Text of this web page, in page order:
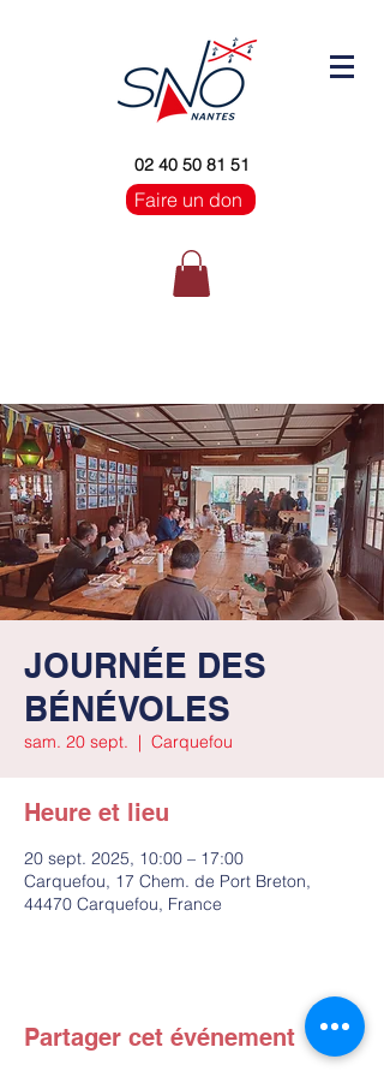
02 40 50 81 51
Faire un don
JOURNÉE DES
BÉNÉVOLES
sam. 20 sept.
  |
Carquefou
Heure et lieu
20 sept. 2025, 10:00 – 17:00
Carquefou, 17 Chem. de Port Breton,
44470 Carquefou, France
Partager cet événement